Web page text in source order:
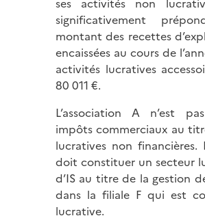
significativement
montant des recettes
encaissées au cours de
activités lucratives
80 011 €.
L’association A n’est
impôts commerciaux au
lucratives non financières.
doit constituer un secteur
d’IS au titre de la gestion
dans la filiale F qui est
lucrative.